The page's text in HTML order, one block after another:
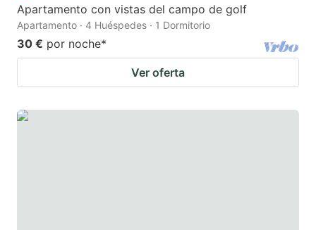
Apartamento con vistas del campo de golf
Apartamento · 4 Huéspedes · 1 Dormitorio
30 € por noche*
Ver oferta